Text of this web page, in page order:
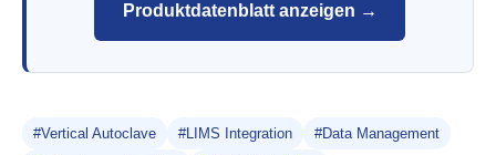
Produktdatenblatt anzeigen →
#Vertical Autoclave #LIMS Integration
#Data Management